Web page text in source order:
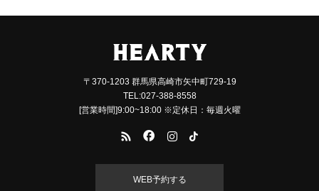
〒370-1203 群馬県高崎市矢中町729-19
TEL:027-388-8558
[営業時間]9:00~18:00 ※定休日：毎週火曜
WEB予約する